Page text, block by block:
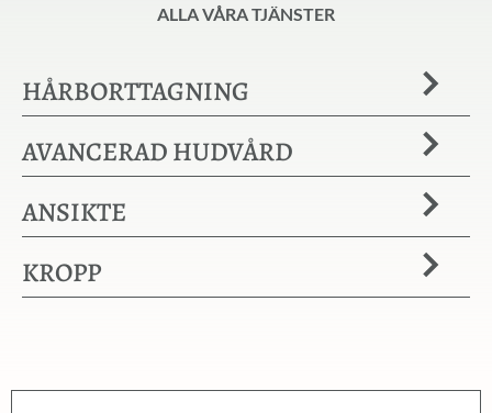
ALLA VÅRA TJÄNSTER
HÅRBORTTAGNING
AVANCERAD HUDVÅRD
ANSIKTE
KROPP